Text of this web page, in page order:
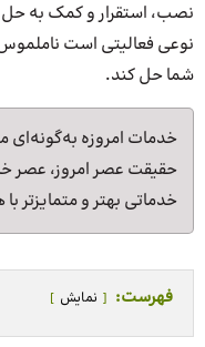
نصب، استقرار و کمک به حل
نوعی فعالیتی است
شما حل کند.
خدمات امروزه
حقیقت عصر امروز، عصر
خدماتی بهتر و متمایزتر
فهرست: نمایش